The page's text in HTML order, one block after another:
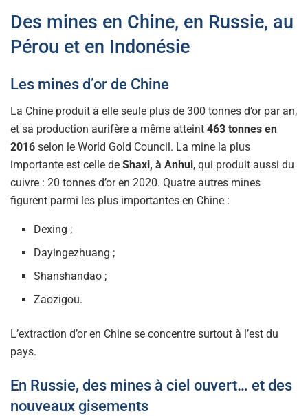
Des mines en Chine, en Russie, au
Pérou et en Indonésie
Les mines d’or de Chine
La Chine produit à elle seule plus de 300 tonnes d’or par an,
et sa production aurifère a même atteint 463 tonnes en
2016 selon le World Gold Council. La mine la plus
importante est celle de Shaxi, à Anhui, qui produit aussi du
cuivre : 20 tonnes d’or en 2020. Quatre autres mines
figurent parmi les plus importantes en Chine :
Dexing ;
Dayingezhuang ;
Shanshandao ;
Zaozigou.
L’extraction d’or en Chine se concentre surtout à l’est du
pays.
En Russie, des mines à ciel ouvert… et des
nouveaux gisements